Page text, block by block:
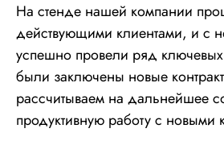
На стенде нашей компании
действующими клиентами, и с
успешно провели ряд ключевых
были заключены новые
рассчитываем на дальнейшее
продуктивную работу с новыми